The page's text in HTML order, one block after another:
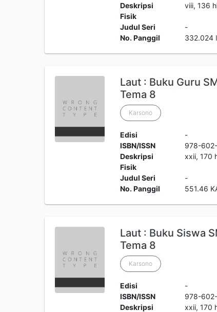
Deskripsi
Fisik
viii, 136
Judul Seri
-
No. Panggil
332.024
Laut : Buku Guru
Tema 8
Karsono
Edisi
-
ISBN/ISSN
978-
Deskripsi
Fisik
xxii, 170
Judul Seri
-
No. Panggil
551.46
Laut : Buku Siswa
Tema 8
Karsono
Edisi
-
ISBN/ISSN
978-
Deskripsi
xxii, 170